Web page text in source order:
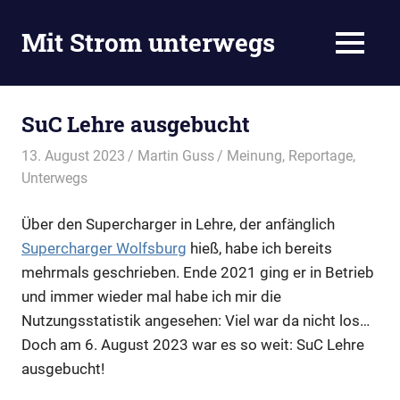
Inhalt
springen
Mit Strom unterwegs
Auto-
Stammtisch
in
Mitglieder
kommen
aus
Wolfsburg,
Gifhorn,
Braunschweig,
Peine,
MENÜ
SuC Lehre ausgebucht
13. August 2023 Martin Guss Meinung, Reportage,
Unterwegs
Über den Supercharger in Lehre, der anfänglich
Supercharger Wolfsburg hieß, habe ich bereits
mehrmals geschrieben. Ende 2021 ging er in Betrieb
und immer wieder mal habe ich mir die
Nutzungsstatistik angesehen: Viel war da nicht los…
Doch am 6. August 2023 war es so weit: SuC Lehre
ausgebucht!